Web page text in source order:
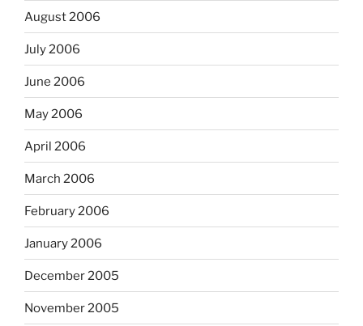
August 2006
July 2006
June 2006
May 2006
April 2006
March 2006
February 2006
January 2006
December 2005
November 2005